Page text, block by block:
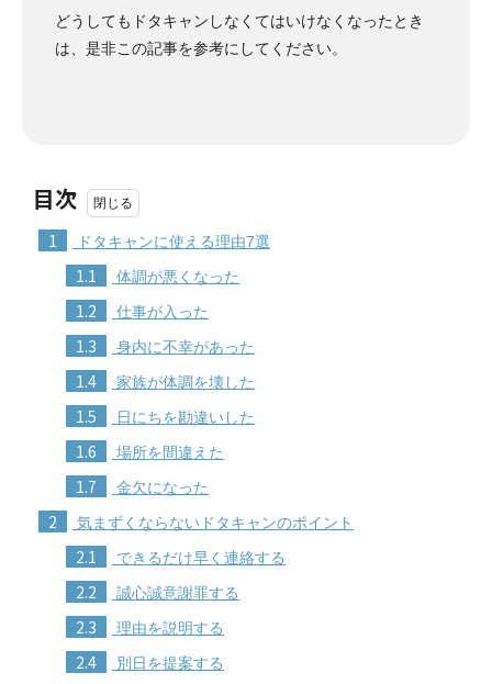
どうしてもドタキャンしなくてはいけなくなったとき
は、是非この記事を参考にしてください。
目次
1 ドタキャンに使える理由7選
1.1 体調が悪くなった
1.2 仕事が入った
1.3 身内に不幸があった
1.4 家族が体調を壊した
1.5 日にちを勘違いした
1.6 場所を間違えた
1.7 金欠になった
2 気まずくならないドタキャンのポイント
2.1 できるだけ早く連絡する
2.2 誠心誠意謝罪する
2.3 理由を説明する
2.4 別日を提案する